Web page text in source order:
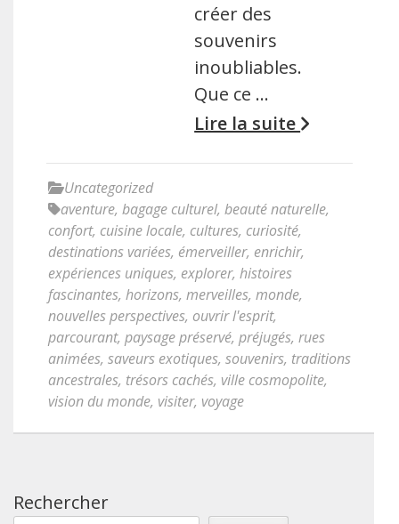
créer des
souvenirs
inoubliables.
Que ce …
Lire la suite
Uncategorized
aventure, bagage culturel, beauté naturelle,
confort, cuisine locale, cultures, curiosité,
destinations variées, émerveiller, enrichir,
expériences uniques, explorer, histoires
fascinantes, horizons, merveilles, monde,
nouvelles perspectives, ouvrir l'esprit,
parcourant, paysage préservé, préjugés, rues
animées, saveurs exotiques, souvenirs, traditions
ancestrales, trésors cachés, ville cosmopolite,
vision du monde, visiter, voyage
Rechercher